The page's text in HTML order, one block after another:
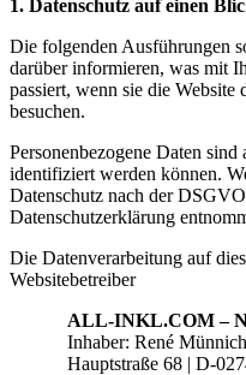
1. Datenschutz auf einen
Die folgenden Ausführungen
darüber informieren, was mit
passiert, wenn sie die Website
besuchen.
Personenbezogene Daten
identifiziert werden können.
Datenschutz nach der
Datenschutzerklärung
Die Datenverarbeitung auf
Websitebetreiber
ALL-INKL.COM –
Inhaber: René Münnich
Hauptstraße 68 | D-